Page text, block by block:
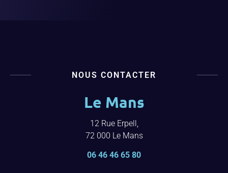
NOUS CONTACTER
Le Mans
12 Rue Erpell,
72 000 Le Mans
06 46 46 65 80